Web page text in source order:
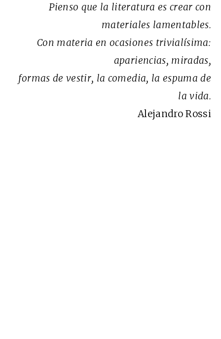
Pienso que la literatura es crear con
materiales lamentables.
Con materia en ocasiones trivialísima:
apariencias, miradas,
formas de vestir, la comedia, la espuma de
la vida.
Alejandro Rossi